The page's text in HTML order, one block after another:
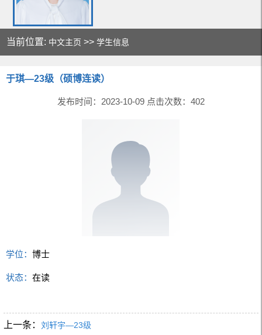
当前位置: 中文主页 >>学生信息
于琪—23级（硕博连读）
发布时间：2023-10-09 点击次数： 402
学位：博士
状态：在读
上一条： 刘轩宇—23级